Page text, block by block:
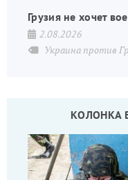
Грузия не хочет
2.08.2026
Украина против
КОЛОНКА